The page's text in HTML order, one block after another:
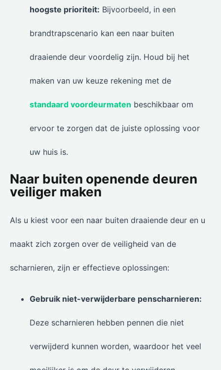
hoogste prioriteit: Bijvoorbeeld, in een
brandtrapscenario kan een naar buiten
draaiende deur voordelig zijn. Houd bij het
maken van uw keuze rekening met de
standaard voordeurmaten beschikbaar om
ervoor te zorgen dat de juiste oplossing voor
uw huis is.
Naar buiten openende deuren
veiliger maken
Als u kiest voor een naar buiten draaiende deur en u
maakt zich zorgen over de veiligheid van de
scharnieren, zijn er effectieve oplossingen:
Gebruik niet-verwijderbare penscharnieren:
Deze scharnieren hebben pennen die niet
verwijderd kunnen worden, waardoor het veel